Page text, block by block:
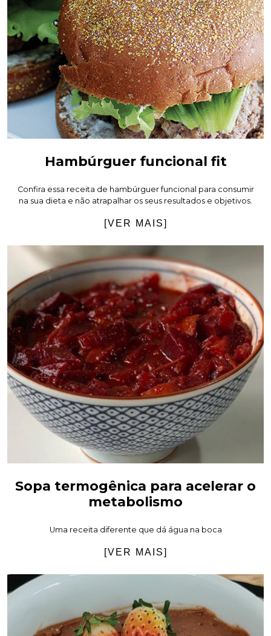
Hambúrguer funcional fit
Confira essa receita de hambúrguer funcional para consumir
na sua dieta e não atrapalhar os seus resultados e objetivos.
[VER MAIS]
Sopa termogênica para acelerar o
metabolismo
Uma receita diferente que dá água na boca
[VER MAIS]